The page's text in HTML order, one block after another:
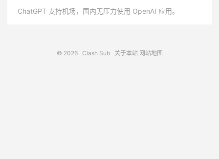
ChatGPT 支持机场，国内无压力使用 OpenAI 应用。
© 2026 Clash Sub 关于本站 网站地图